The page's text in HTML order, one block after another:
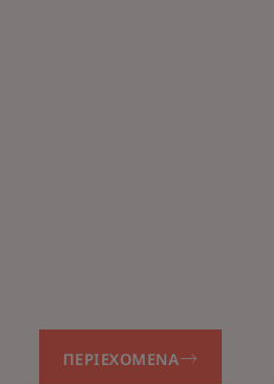
ΠΕΡΙΕΧΌΜΕΝΑ